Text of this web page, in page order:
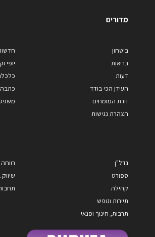
מדורים
ביטחון
בריאות
דעות
העידן הכי בודד
זירת המומחים
הצהרת נגישות
יופי
נדל"ן
ספורט
קהילה
תיירות ונופש
תרבות, חינוך ופנאי